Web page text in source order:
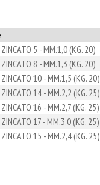
ZINCATO 5 - MM.1,0 (KG. 20)
ZINCATO 8 - MM.1,3 (KG. 20)
ZINCATO 10 - MM.1,5 (KG. 20)
ZINCATO 14 - MM.2,2 (KG. 25)
ZINCATO 16 - MM.2,7 (KG. 25)
ZINCATO 17 - MM.3,0 (KG. 25)
ZINCATO 15 - MM.2,4 (KG. 25)